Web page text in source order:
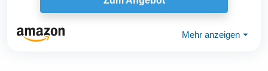
Mehr anzeigen ⏷